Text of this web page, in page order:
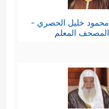
محمود خليل الحصري -
المصحف المعلم